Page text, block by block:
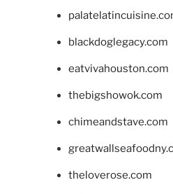
blackdoglegacy.com
eatvivahouston.com
thebigshowok.com
chimeandstave.com
theloverose.com